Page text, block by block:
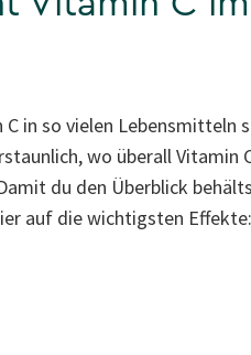
C in so vielen Lebensmitteln
wo überall Vitamin
du den Überblick
auf die wichtigsten Effekte: